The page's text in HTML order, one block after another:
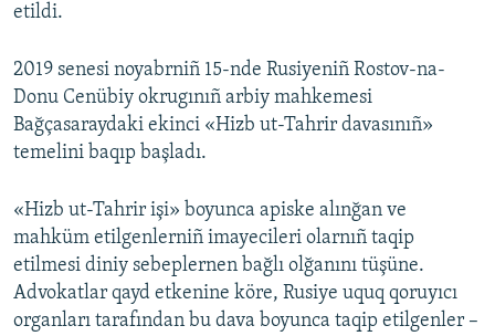
etildi.
2019 senesi noyabrniñ 15-nde Rusiyeniñ Rostov-na-
Donu Cenübiy okrugınıñ arbiy mahkemesi
Bağçasaraydaki ekinci «Hizb ut-Tahrir davasınıñ»
temelini baqıp başladı.
«Hizb ut-Tahrir işi» boyunca apiske alınğan ve
mahküm etilgenlerniñ imayecileri olarnıñ taqip
etilmesi diniy sebeplernen bağlı olğanını tüşüne.
Advokatlar qayd etkenine köre, Rusiye uquq qoruyıcı
organları tarafından bu dava boyunca taqip etilgenler –